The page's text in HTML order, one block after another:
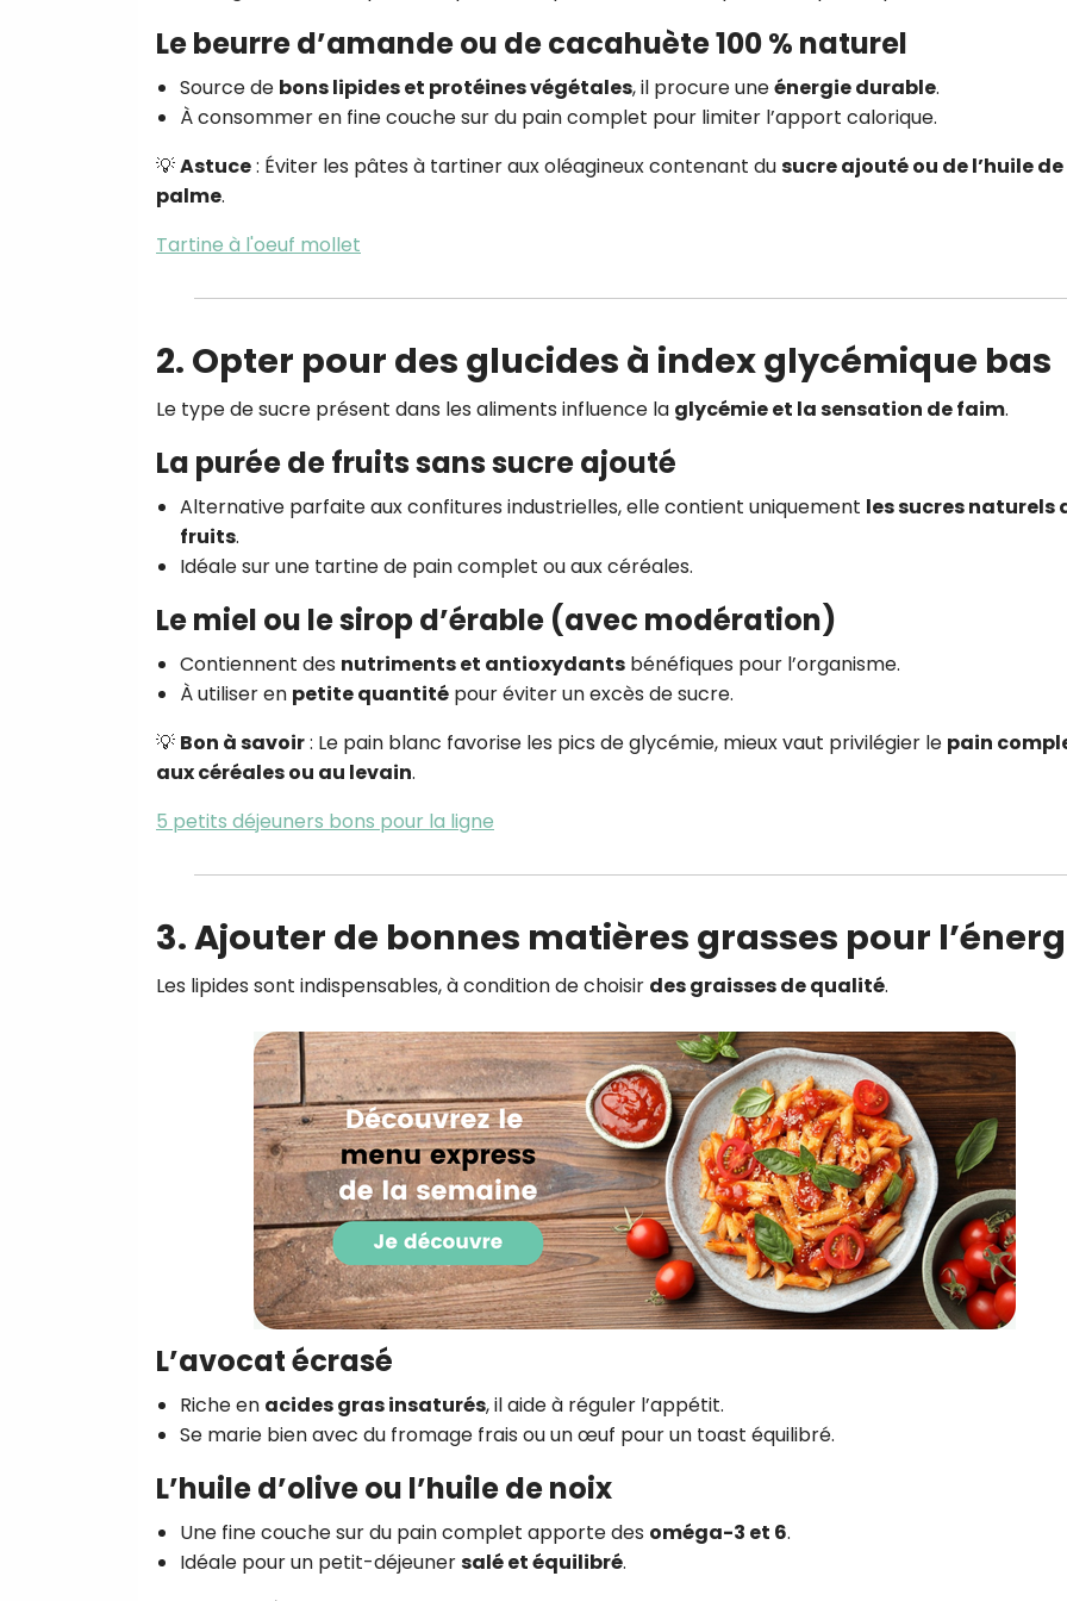
Le beurre d’amande ou de cacahuète 100 % naturel
Source de bons lipides et protéines végétales, il procure uneénergie durable.
À consommer en fine couche sur du pain complet pour limiter l’apport calorique.
💡Astuce: Éviter les pâtes à tartiner aux oléagineux contenant dusucre ajouté ou de l’huile de
palme.
Tartine à l'oeuf mollet
2. Opter pour des glucides à index glycémique bas
Le type de sucre présent dans les aliments influence la glycémie et la sensation de faim.
La purée de fruits sans sucre ajouté
Alternative parfaite aux confitures industrielles, elle contient uniquement les sucres naturels
fruits.
Idéale sur une tartine de pain complet ou aux céréales.
Le miel ou le sirop d’érable (avec modération)
Contiennent des nutriments et antioxydants bénéfiques pour l’organisme.
À utiliser en petite quantité pour éviter un excès de sucre.
💡 Bon à savoir: Le pain blanc favorise les pics de glycémie, mieux vaut privilégier le pain
aux céréales ou au levain.
5 petits déjeuners bons pour la ligne
3. Ajouter de bonnes matières grasses pour
Les lipides sont indispensables, à condition de choisir des graisses de qualité.
L’avocat écrasé
Riche en acides gras insaturés, il aide à réguler l’appétit.
Se marie bien avec du fromage frais ou un œuf pour un toast équilibré.
L’huile d’olive ou l’huile de noix
Une fine couche sur du pain complet apporte des oméga-3 et 6.
Idéale pour un petit-déjeunersalé et équilibré.